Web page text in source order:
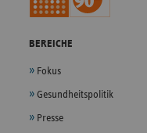
BEREICHE
Fokus
Gesundheitspolitik
Presse